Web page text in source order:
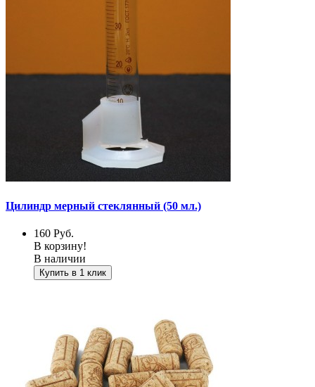
Цилиндр мерный стеклянный (50 мл.)
160 Руб.
В корзину!
В наличии
Купить в 1 клик